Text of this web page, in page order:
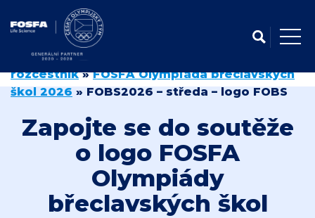
Domů»FOSFA olympiáda břeclavských škol –
rozcestník»FOSFA Olympiáda břeclavských
škol 2026 » FOBS2026 – středa – logo FOBS
Zapojte se do soutěže
o logo FOSFA
Olympiády
břeclavských škol